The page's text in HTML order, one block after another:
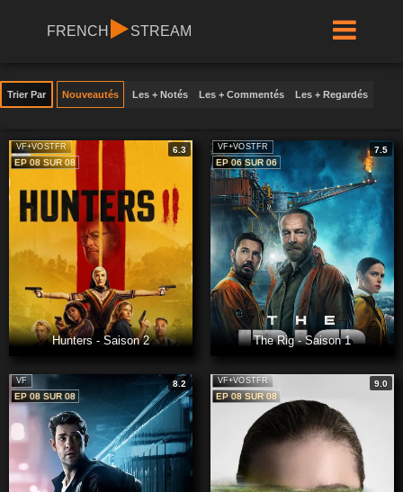
FRENCH STREAM
Trier Par Nouveautés Les + Notés Les + Commentés Les + Regardés
VF+VOSTFR
6.3
EP 08 SUR 08
Hunters - Saison 2
VF+VOSTFR
7.5
EP 06 SUR 06
The Rig - Saison 1
VF
8.2
EP 08 SUR 08
VF+VOSTFR
9.0
EP 08 SUR 08